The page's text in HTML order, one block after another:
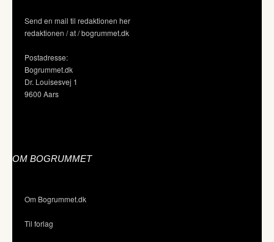
Send en mail til redaktionen her
redaktionen / at / bogrummet.dk
Postadresse:
Bogrummet.dk
Dr. Louisesvej 1
9600 Aars
OM BOGRUMMET
Om Bogrummet.dk
Til forlag